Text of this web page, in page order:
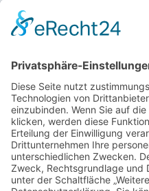
Login für Mitglieder
niederrhein?Hier gibt es
Für Mitgliedsfrauen: zum
und zum Bearbeiten des
einloggen!
SOCIAL MEDIA